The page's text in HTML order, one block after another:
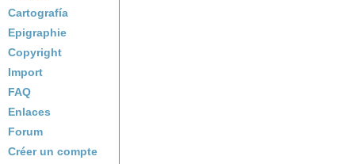
Cartografía
Epigraphie
Copyright
Import
FAQ
Enlaces
Forum
Créer un compte